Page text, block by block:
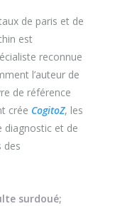
de paris et de
est
reconnue
l’auteur de
de référence
crée CogitoZ, les
diagnostic et de
des
surdoué;